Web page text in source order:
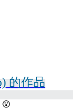
的作品
😮